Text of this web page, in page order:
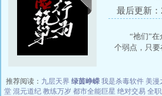
最后更新：
“祂们”
个弱点，只
推荐阅读： 九层天界 绿茵峥嵘 我是杀毒软件 美漫
堂 混元道纪 教练万岁 都市全能巨星 绝对交易 全